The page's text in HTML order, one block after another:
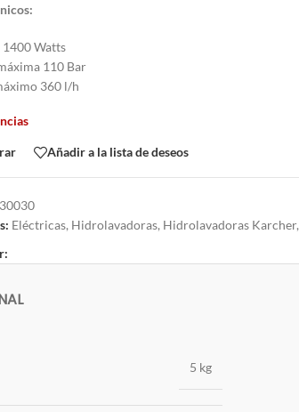
Watts
110 Bar
360 l/h
Añadir a la lista de deseos
Eléctricas, Hidrolavadoras, Hidrolavadoras Karcher,
5 kg